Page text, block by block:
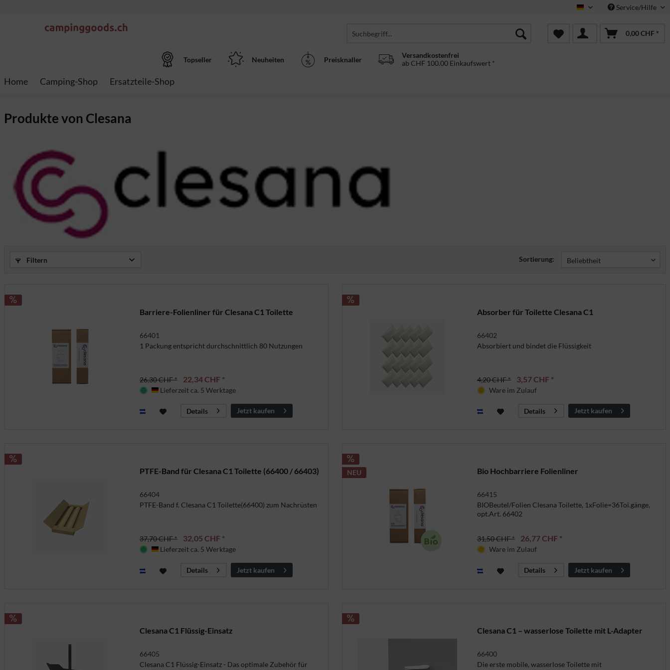
Deutsch Service/Hilfe
0,00 CHF *
Topseller Neuheiten Preisknaller
Versandkostenfrei
ab CHF 100.00 Einkaufswert *
Home Camping-Shop Ersatzteile-Shop
Produkte von Clesana
Filtern Sortierung:
Barriere-Folienliner für Clesana C1 Toilette
66401
1 Packung entspricht durchschnittlich 80 Nutzungen
26,30 CHF * 22,34 CHF *
Deutschland
Lieferzeit ca. 5 Werktage
Details Jetzt kaufen
Absorber für Toilette Clesana C1
66402
Absorbiert und bindet die Flüssigkeit
4,20 CHF * 3,57 CHF *
Ware im Zulauf
Details Jetzt kaufen
PTFE-Band für Clesana C1 Toilette (66400 / 66403)
66404
PTFE-Band f. Clesana C1 Toilette(66400) zum Nachrüsten
37,70 CHF * 32,05 CHF *
Deutschland
Lieferzeit ca. 5 Werktage
Details Jetzt kaufen
NEU Bio Hochbarriere Folienliner
66415
BIOBeutel/Folien Clesana Toilette, 1xFolie=36Toi.gänge,
opt.Art. 66402
31,50 CHF * 26,77 CHF *
Ware im Zulauf
Details Jetzt kaufen
Clesana C1 Flüssig-Einsatz
66405
Clesana C1 Flüssig-Einsatz - Das optimale Zubehör für
Clesana C1 – wasserlose Toilette mit L-Adapter
66400
Die erste mobile, wasserlose Toilette mit